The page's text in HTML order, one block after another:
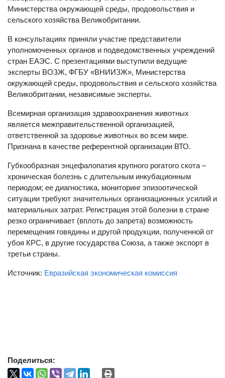
Министерства окружающей среды, продовольствия и
сельского хозяйства Великобритании.
В консультациях приняли участие представители
уполномоченных органов и подведомственных учреждений
стран ЕАЭС. С презентациями выступили ведущие
эксперты ВОЗЖ, ФГБУ «ВНИИЗЖ», Министерства
окружающей среды, продовольствия и сельского хозяйства
Великобритании, независимые эксперты.
Всемирная организация здравоохранения животных
является межправительственной организацией,
ответственной за здоровье животных во всем мире.
Признана в качестве референтной организации ВТО.
Губкообразная энцефалопатия крупного рогатого скота –
хроническая болезнь с длительным инкубационным
периодом; ее диагностика, мониторинг эпизоотической
ситуации требуют значительных организационных усилий и
материальных затрат. Регистрация этой болезни в стране
резко ограничивает (вплоть до запрета) возможность
перемещения говядины и другой продукции, полученной от
убоя КРС, в другие государства Союза, а также экспорт в
третьи страны.
Источник: Евразийская экономическая комиссия
Поделиться: